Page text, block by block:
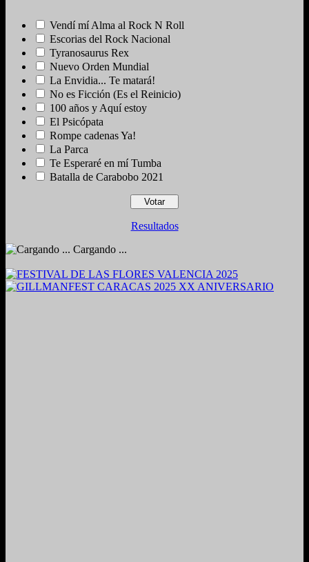
Vendí mí Alma al Rock N Roll
Escorias del Rock Nacional
Tyranosaurus Rex
Nuevo Orden Mundial
La Envidia... Te matará!
No es Ficción (Es el Reinicio)
100 años y Aquí estoy
El Psicópata
Rompe cadenas Ya!
La Parca
Te Esperaré en mí Tumba
Batalla de Carabobo 2021
Resultados
Cargando ...